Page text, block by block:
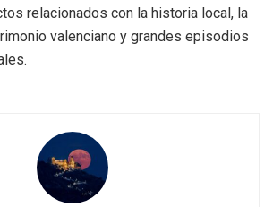
relacionados con la historia local, la
valenciano y grandes episodios